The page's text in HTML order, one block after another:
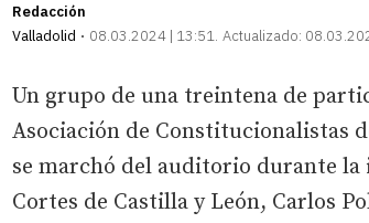
Redacción
Valladolid
08.03.2024 | 13:51 Actualizado:
Un grupo de una treintena de
Asociación de Constitucionalistas
se marchó del auditorio durante
Cortes de Castilla y León, Carlos